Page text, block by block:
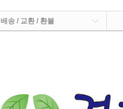
배송 / 교환 / 환불